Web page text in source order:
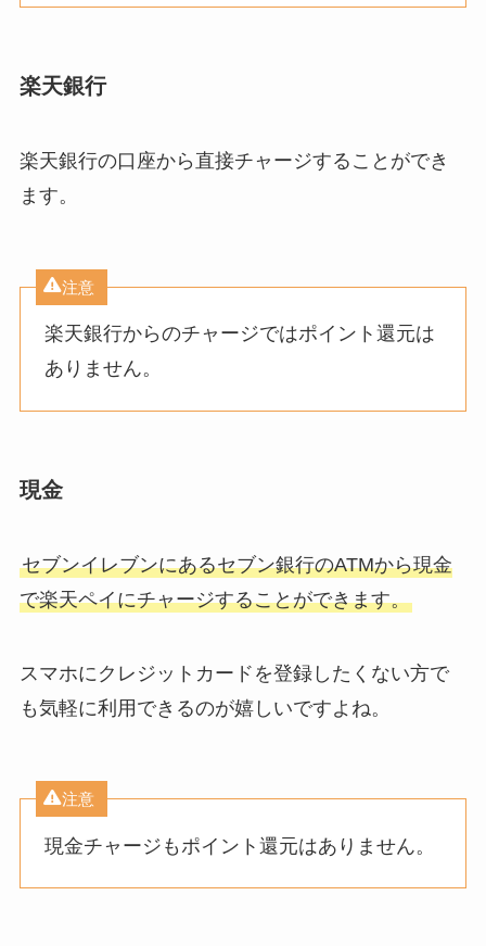
楽天銀行
楽天銀行の口座から直接チャージすることができ
ます。
注意
楽天銀行からのチャージではポイント還元は
ありません。
現金
セブンイレブンにあるセブン銀行のATMから現金
で楽天ペイにチャージすることができます。
スマホにクレジットカードを登録したくない方で
も気軽に利用できるのが嬉しいですよね。
注意
現金チャージもポイント還元はありません。